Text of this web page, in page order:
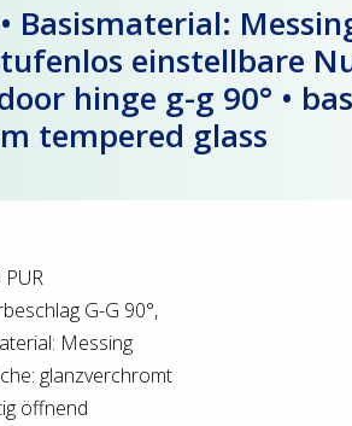
Basismaterial:
einstellbare
hinge g-g 90° •
tempered glass
G-G 90°,
Messing
glanzverchromt
öffnend